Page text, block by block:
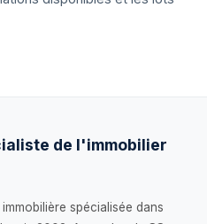
de l'immobilier
spécialisée dans